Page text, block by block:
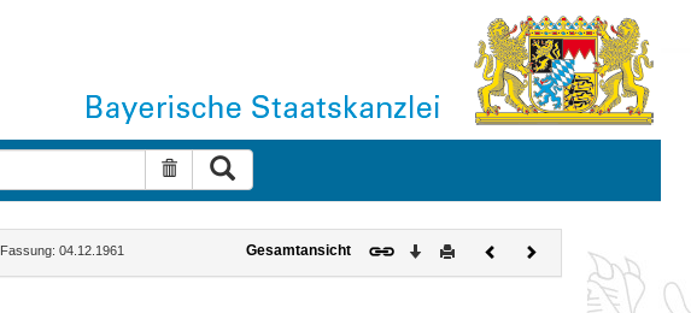
Suche zurücksetzen
Fassung: 04.12.1961 Gesamtansicht Download
DruckenVorherigesNächstes
Dokument